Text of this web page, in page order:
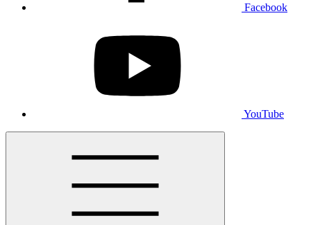
Facebook
YouTube